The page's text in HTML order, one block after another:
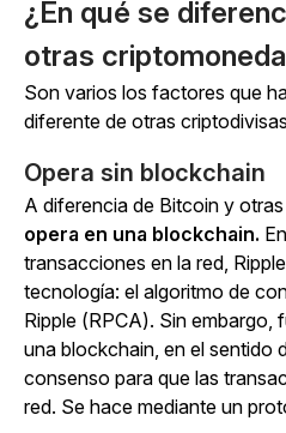
¿En qué se
otras
Son varios los factores que
diferente de otras
Opera sin blockchain
A diferencia de Bitcoin y
opera en una blockchain.
transacciones en la red,
tecnología: el algoritmo de
Ripple (RPCA). Sin embargo,
una blockchain, en el sentido
consenso para que las
red. Se hace mediante un